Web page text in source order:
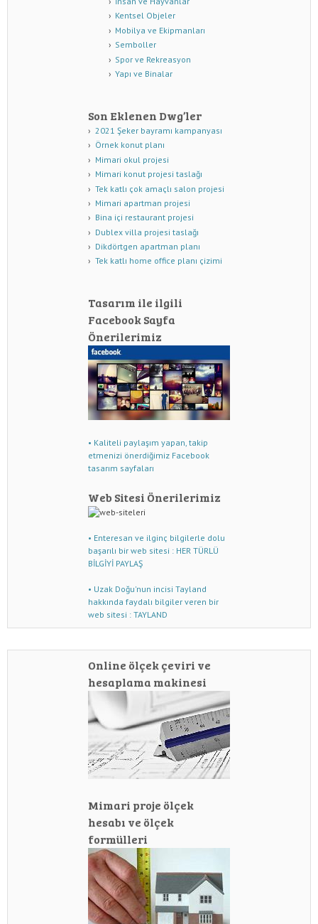
Kentsel Objeler
Mobilya ve Ekipmanları
Semboller
Spor ve Rekreasyon
Yapı ve Binalar
Son Eklenen Dwg’ler
2021 Şeker bayramı kampanyası
Örnek konut planı
Mimari okul projesi
Mimari konut projesi taslağı
Tek katlı çok amaçlı salon projesi
Mimari apartman projesi
Bina içi restaurant projesi
Dublex villa projesi taslağı
Dikdörtgen apartman planı
Tek katlı home office planı çizimi
Tasarım ile ilgili
Facebook Sayfa
Önerilerimiz
• Kaliteli paylaşım yapan, takip
etmenizi önerdiğimiz Facebook
tasarım sayfaları
Web Sitesi Önerilerimiz
• Enteresan ve ilginç bilgilerle dolu
başarılı bir web sitesi : HER TÜRLÜ
BİLGİYİ PAYLAŞ
• Uzak Doğu'nun incisi Tayland
hakkında faydalı bilgiler veren bir
web sitesi : TAYLAND
Online ölçek çeviri ve
hesaplama makinesi
Mimari proje ölçek
hesabı ve ölçek
formülleri